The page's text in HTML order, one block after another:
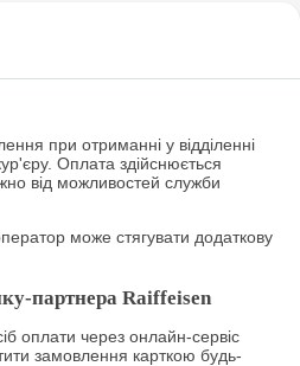
при отриманні у відділенні
Оплата здійснюється
від можливостей служби
може стягувати додаткову
партнера Raiffeisen
оплати через онлайн-сервіс
замовлення карткою будь-